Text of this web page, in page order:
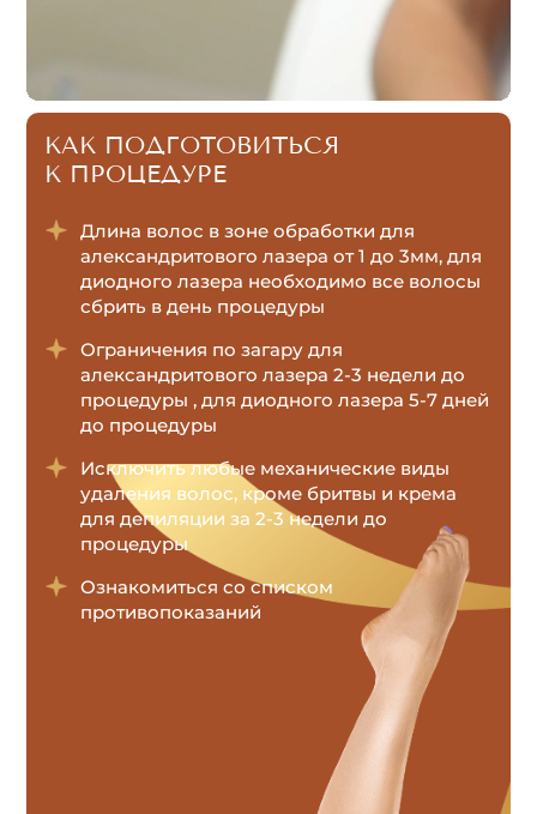
КАК ПОДГОТОВИТЬСЯ
К ПРОЦЕДУРЕ
Длина волос в зоне обработки для
александритового лазера от 1 до 3мм, для
диодного лазера необходимо все волосы
сбрить в день процедуры
Ограничения по загару для
александритового лазера 2-3 недели до
процедуры , для диодного лазера 5-7 дней
до процедуры
Исключить любые механические виды
удаления волос, кроме бритвы и крема
для депиляции за 2-3 недели до
процедуры
Ознакомиться со списком
противопоказаний